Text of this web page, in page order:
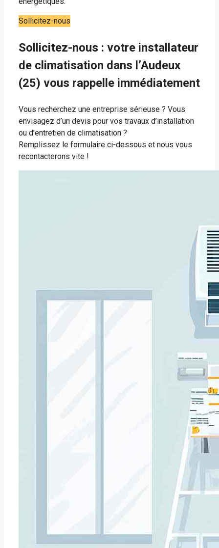
Sollicitez-nous
Sollicitez-nous : votre installateur
de climatisation dans l’Audeux
(25) vous rappelle immédiatement
Vous recherchez une entreprise sérieuse ? Vous
envisagez d’un devis pour vos travaux d’installation
ou d’entretien de climatisation ?
Remplissez le formulaire ci-dessous et nous vous
recontacterons vite !